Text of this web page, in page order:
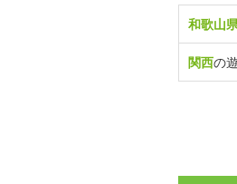
和歌山
関西の